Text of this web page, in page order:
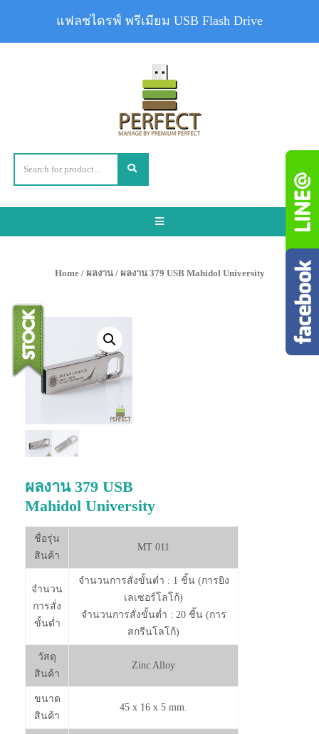
Toggle
Home/ ผลงาน/ ผลงาน 379 USB Mahidol University
ผลงาน 379 USB
Mahidol University
ชื่อรุ่น
สินค้า
MT 011
จำนวน
การสั่ง
ขั้นต่ำ
จำนวนการสั่งขั้นต่ำ : 1 ชิ้น (การยิง
เลเซอร์โลโก้)
จำนวนการสั่งขั้นต่ำ : 20 ชิ้น (การ
สกรีนโลโก้)
วัสดุ
สินค้า
Zinc Alloy
ขนาด
สินค้า
45 x 16 x 5 mm.
แฟลชไดรฟ์ พรีเมียม USB Flash Drive